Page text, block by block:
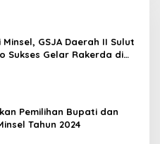
GSJA Daerah II Sulut
Sukses Gelar Rakerda di
Pemilihan Bupati dan
Tahun 2024